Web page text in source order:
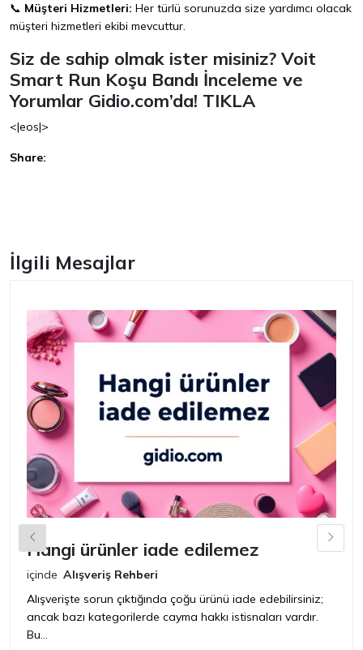
📞 Müşteri Hizmetleri: Her türlü sorunuzda size yardımcı olacak
müşteri hizmetleri ekibi mevcuttur.
Siz de sahip olmak ister misiniz? Voit
Smart Run Koşu Bandı İnceleme ve
Yorumlar Gidio.com’da! TIKLA
<|eos|>
Share:
İlgili Mesajlar
Hangi ürünler iade edilemez
içinde Alışveriş Rehberi
Alışverişte sorun çıktığında çoğu ürünü iade edebilirsiniz;
ancak bazı kategorilerde cayma hakkı istisnaları vardır.
Bu...